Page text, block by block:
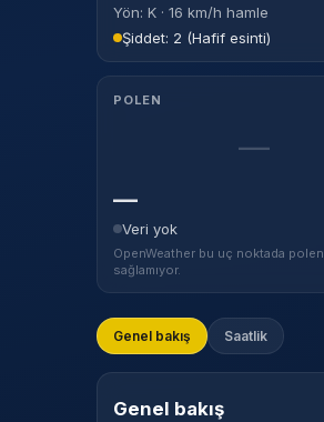
Yön: K · 16 km/h hamle
Şiddet: 2 (Hafif esinti)
POLEN
—
—
Veri yok
OpenWeather bu uç noktada polen
sağlamıyor.
Genel bakış Saatlik
Genel bakış